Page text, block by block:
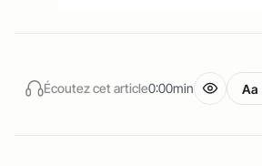
Écoutez cet article0:00min Aa